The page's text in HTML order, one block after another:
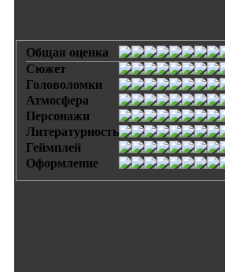
Общая оценка
Сюжет
Головоломки
Атмосфера
Персонажи
Литературность
Геймплей
Оформление